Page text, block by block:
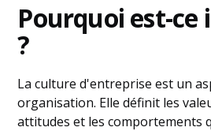
Pourquoi est-
?
La culture d'entreprise est un
organisation. Elle définit les
attitudes et les comportements